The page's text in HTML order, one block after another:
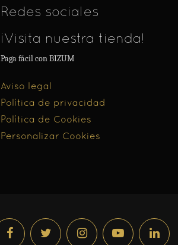
Redes sociales
¡Visita nuestra tienda!
Paga fácil con BIZUM
Aviso legal
Política de privacidad
Política de Cookies
Personalizar Cookies